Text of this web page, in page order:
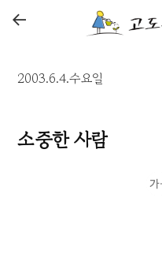
←
2003.6.4.수요일
소중한 사람